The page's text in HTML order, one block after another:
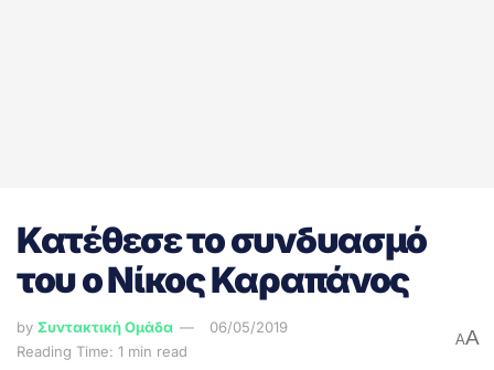
Κατέθεσε το συνδυασμό
του ο Νίκος Καραπάνος
by Συντακτική Ομάδα
06/05/2019
Reading Time: 1 min read
AA